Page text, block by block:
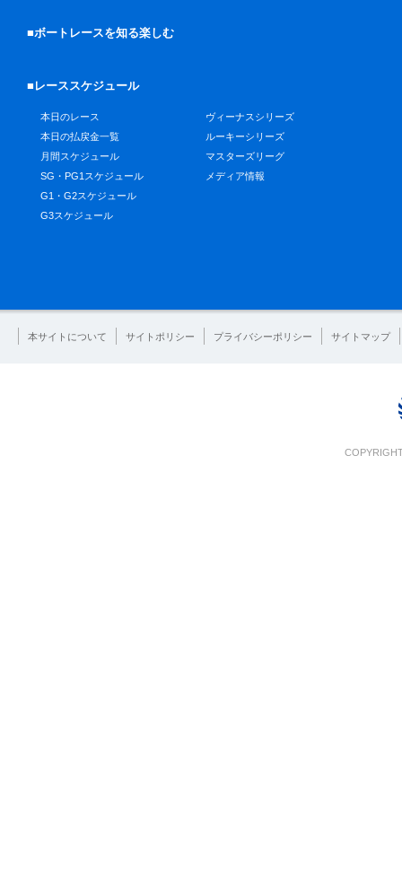
■ボートレースを知る楽しむ
■レーススケジュール
本日のレース
本日の払戻金一覧
月間スケジュール
SG・PG1スケジュール
G1・G2スケジュール
G3スケジュール
ヴィーナスシリーズ
ルーキーシリーズ
マスターズリーグ
メディア情報
本サイトについて サイトポリシー プライバシーポリシー サイトマップ